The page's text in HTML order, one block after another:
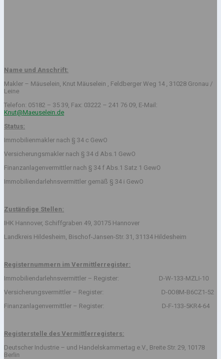
Name und Anschrift:
Makler – Mäuselein, Knut Mäuselein , Feldberger Weg 14 , 31028 Gronau /
Leine
Telefon: 05182 – 35 39, Fax: 03222 – 241 76 09, E-Mail:
Knut@Maeuselein.de
Status:
Immobilienmakler nach § 34 c GewO
Versicherungsmakler nach § 34 d Abs.1 GewO
Finanzanlagenvermittler nach § 34 f Abs.1 Satz 1 GewO
Immobiliendarlehnsvermittler gemäß § 34 i GewO
Zuständige Stellen:
IHK Hannover, Schiffgraben 49, 30175 Hannover
Landkreis Hildesheim, Bischof-Jansen-Str. 31, 31134 Hildesheim
Registernummern im Vermittlerregister:
Immobiliendarlehnsvermittler – Register: D-W-133-MZLI-10
Versicherungsvermittler – Register: D-0O8M-B6CZ1-52
Finanzanlagenvermittler – Register: D-F-133-5KR4-64
Registerstelle des Vermittlerregisters:
Deutscher Industrie – und Handelskammertag e.V., Breite Str. 29, 10178
Berlin